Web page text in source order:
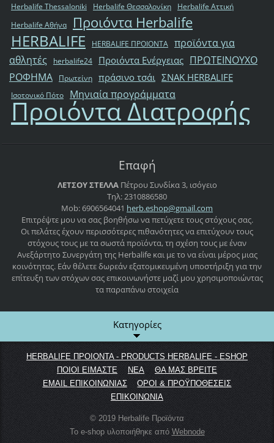
Herbalife Thessaloniki
Herbalife Θεσσαλονίκη
Herbalife Αττική
Herbalife Αθήνα
Προιόντα Herbalife
HERBALIFE HERBALIFE ΠΡΟΙΟΝΤΑ προϊόντα για
αθλητές
herbalife24 Προιόντα Ενέργειας ΠΡΩΤΕΙΝΟΥΧΟ
ΡΟΦΗΜΑ
Πρωτείνη πράσινο τσάι ΣΝΑΚ HERBALIFE
Ισοτονικό Πότο Μηνιαία προγράμματα
Προιόντα Διατροφής
Επαφή
ΛΕΤΣΟΥ ΣΤΕΛΛΑ Πέτρου Συνδίκα 3, ισόγειο
Τηλ: 2310886580
Mob: 6906564041 herb.eshop@gmail.com
Επιτρέψτε μου να σας βοηθήσω να πετύχετε τους στόχους σας.
Οι πελάτες έχουν περισσότερες πιθανότητες να επιτύχουν τους
στόχους τους με τα σωστά προϊόντα, τη σχέση τους με έναν
Ανεξάρτητο Συνεργάτη της Herbalife και με το να είναι μέρος μιας
κοινότητας. Εάν θέλετε δωρεάν εξατομικευμένη υποστήριξη για την
επίτευξη των στόχων σας επικοινωνήστε μαζί μου χρησιμοποιώντας
τα παραπάνω στοιχεία
Κατηγορίες
HERBALIFE ΠΡΟΙΟΝΤΑ - PRODUCTS HERBALIFE - ESHOP
ΠΟΙΟΙ ΕΙΜΑΣΤΕ
ΝΕΑ
ΘΑ ΜΑΣ ΒΡΕΙΤΕ
EMAIL ΕΠΙΚΟΙΝΩΝΙΑΣ
ΟΡΟΙ & ΠΡΟΫΠΟΘΕΣΕΙΣ
ΕΠΙΚΟΙΝΩΝΙΑ
© 2019 Herbalife Προϊόντα
Το e-shop υλοποιήθηκε από Webnode